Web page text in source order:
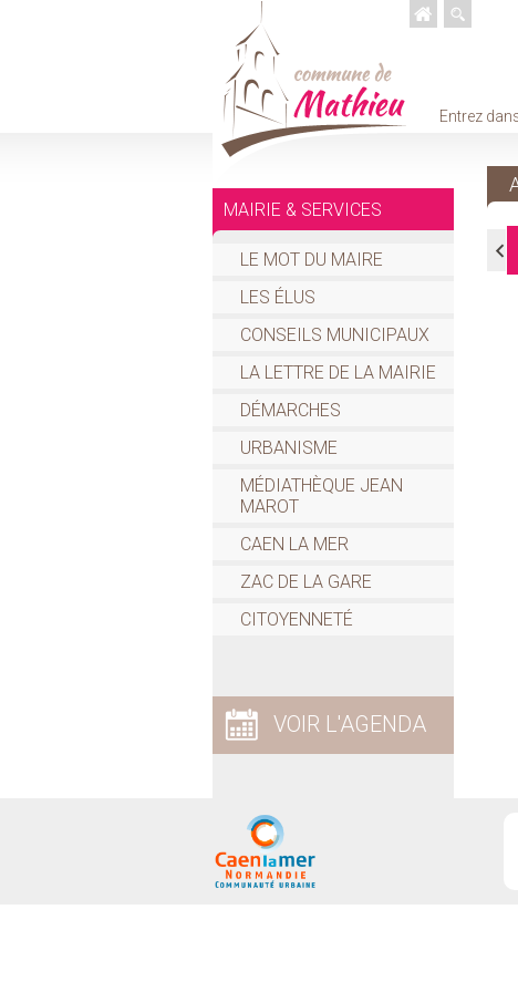
Entrez
MAIRIE & SERVICES
LE MOT DU MAIRE
LES ÉLUS
CONSEILS MUNICIPAUX
LA LETTRE DE LA MAIRIE
DÉMARCHES
URBANISME
MÉDIATHÈQUE JEAN
MAROT
CAEN LA MER
ZAC DE LA GARE
CITOYENNETÉ
VOIR L'AGENDA